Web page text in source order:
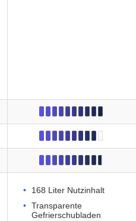
168 Liter Nutzinhalt
Transparente
Gefrierschubladen